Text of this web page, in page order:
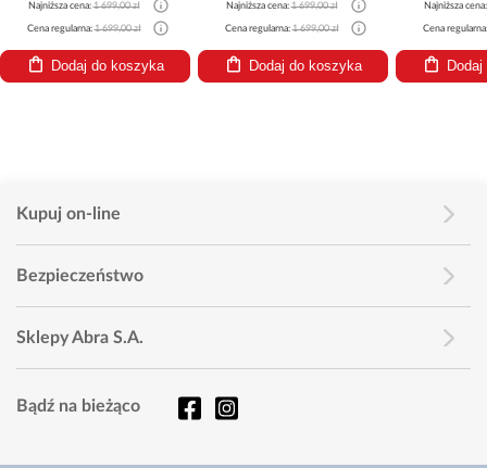
Najniższa cena:1 699,00 zł
Cena regularna:1 699,00 zł
Dodaj do koszyka
Najniższa cena:1 699,00 zł
Cena regularna:1 699,00 zł
Dodaj do koszyka
Najniższa
Cena
Kupuj on-line
Bezpieczeństwo
Sklepy Abra S.A.
Bądź na bieżąco